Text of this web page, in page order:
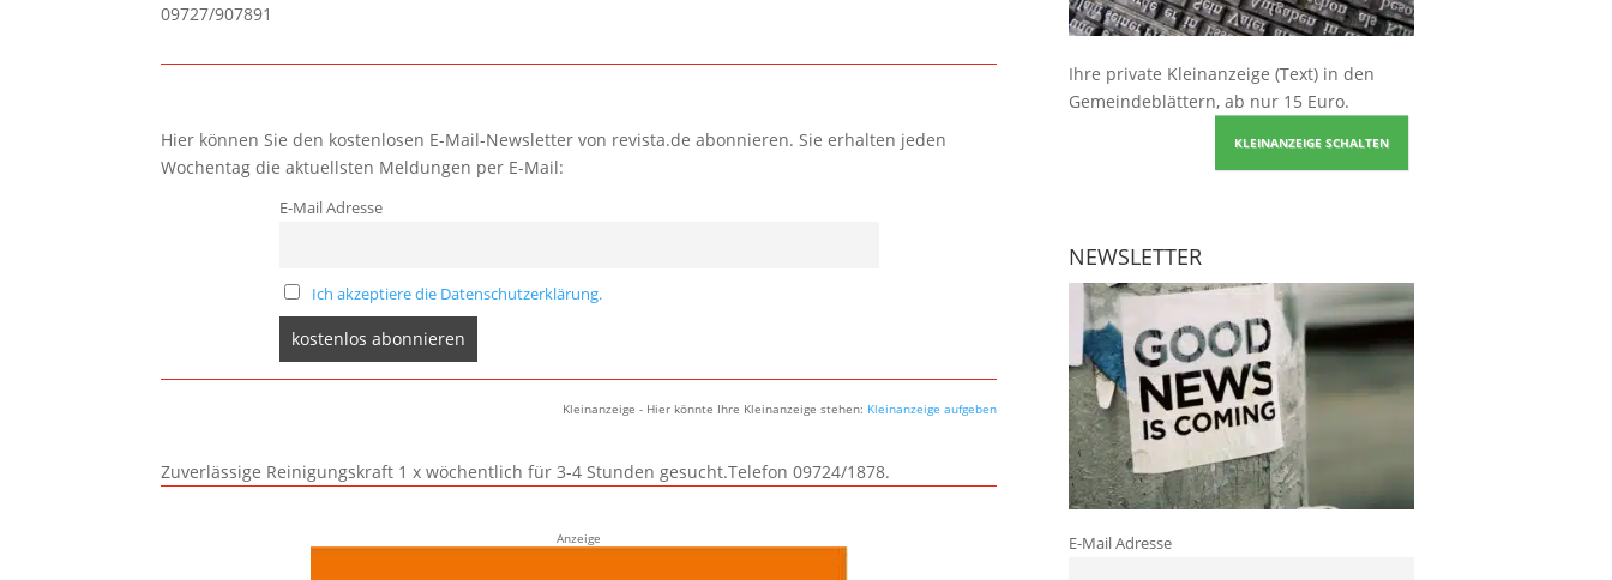
09727/907891
Hier können Sie den kostenlosen E-Mail-Newsletter von revista.de abonnieren. Sie erhalten jeden
Wochentag die aktuellsten Meldungen per E-Mail:
E-Mail Adresse
Ich akzeptiere die Datenschutzerklärung.
Kleinanzeige - Hier könnte Ihre Kleinanzeige stehen: Kleinanzeige aufgeben
Zuverlässige Reinigungskraft 1 x wöchentlich für 3-4 Stunden gesucht.Telefon 09724/1878.
Anzeige
Ihre private Kleinanzeige (Text) in den
Gemeindeblättern, ab nur 15 Euro.
KLEINANZEIGE SCHALTEN
NEWSLETTER
E-Mail Adresse